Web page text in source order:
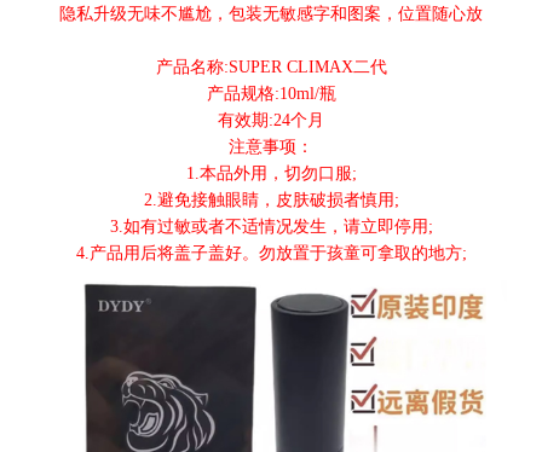
隐私升级无味不尴尬，包装无敏感字和图案，位置随心放
产品名称:SUPER CLIMAX二代
产品规格:10ml/瓶
有效期:24个月
注意事项：
1.本品外用，切勿口服;
2.避免接触眼睛，皮肤破损者慎用;
3.如有过敏或者不适情况发生，请立即停用;
4.产品用后将盖子盖好。勿放置于孩童可拿取的地方;